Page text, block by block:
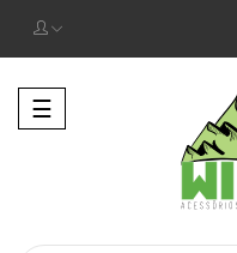
Toggle
navigation
☰